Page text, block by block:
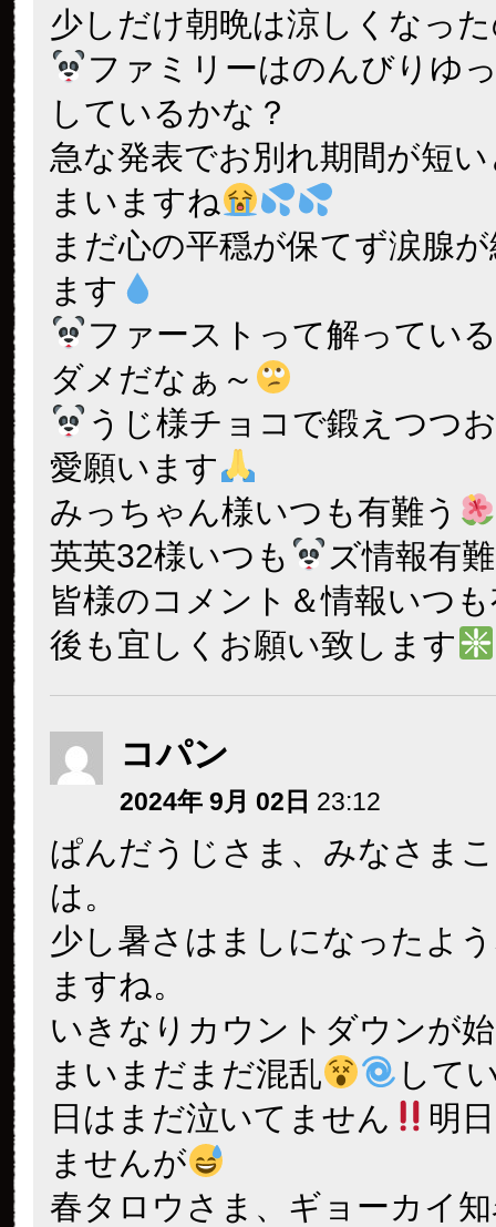
少しだけ朝晩は涼しくなっ
ファミリーはのんびりゆ
しているかな？
急な発表でお別れ期間が短
まいますね
まだ心の平穏が保てず涙腺
ます
ファーストって解ってい
ダメだなぁ～
うじ様チョコで鍛えつつ
愛願います
みっちゃん様いつも有難う
英英32様いつも
ズ情報有
皆様のコメント＆情報いつ
後も宜しくお願い致します
コパン
2024年 9月 02日 23:12
ぱんだうじさま、みなさま
は。
少し暑さはましになったよ
ますね。
いきなりカウントダウンが
まいまだまだ混乱
して
日はまだ泣いてません
明
ませんが
春タロウさま、ギョーカイ